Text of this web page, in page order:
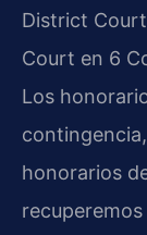
District
Court en 6
Los
honorarios